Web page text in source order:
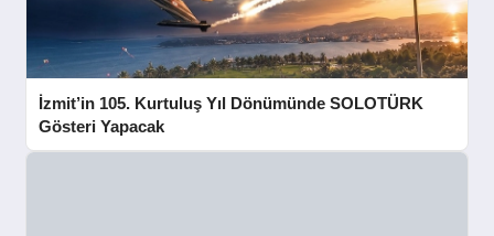
İzmit’in 105. Kurtuluş Yıl Dönümünde SOLOTÜRK
Gösteri Yapacak